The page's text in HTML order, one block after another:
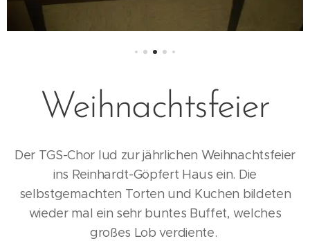
Weihnachtsfeier
Der TGS-Chor lud zur jährlichen Weihnachtsfeier
ins Reinhardt-Göpfert Haus ein. Die
selbstgemachten Torten und Kuchen bildeten
wieder mal ein sehr buntes Buffet, welches
großes Lob verdiente.